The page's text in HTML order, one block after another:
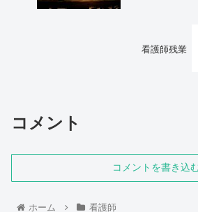
看護師残業
コメント
コメントを書き込
ホーム 看護師